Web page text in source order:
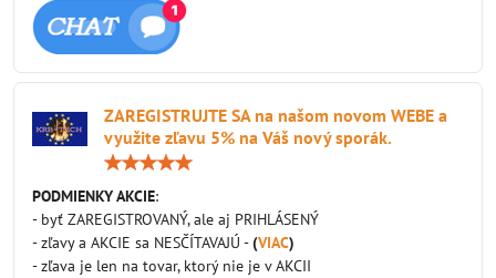
ZAREGISTRUJTE SA na našom novom WEBE a
využite zľavu 5% na Váš nový sporák.
PODMIENKY AKCIE:
- byť ZAREGISTROVANÝ, ale aj PRIHLÁSENÝ
- zľavy a AKCIE sa NESČÍTAVAJÚ -(VIAC)
- zľava je len na tovar, ktorý nie je v AKCII